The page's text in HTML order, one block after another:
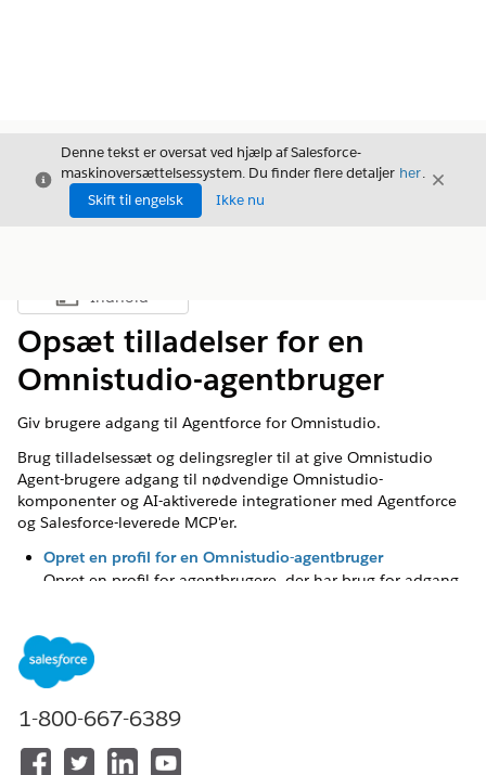
Luk
Denne tekst er oversat ved hjælp af Salesforce-
maskinoversættelsessystem. Du finder flere detaljer her.
Skift til engelsk
Ikke nu
Luk
Vis indholdsfortegnelse
Indhold
Opsæt tilladelser for en
Omnistudio-agentbruger
Giv brugere adgang til Agentforce for Omnistudio.
Brug tilladelsessæt og delingsregler til at give Omnistudio
Agent-brugere adgang til nødvendige Omnistudio-
komponenter og AI-aktiverede integrationer med Agentforce
og Salesforce-leverede MCP'er.
Opret en profil for en Omnistudio-agentbruger
Opret en profil for agentbrugere, der har brug for adgang
LØSTE DENNE ARTIKEL DIT PROBLEM?
Giv os besked, så vi kan forbedre os!
1-800-667-6389